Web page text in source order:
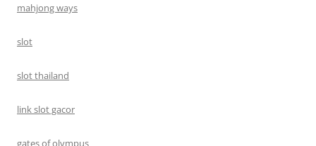
mahjong ways
slot
slot thailand
link slot gacor
gates of olympus